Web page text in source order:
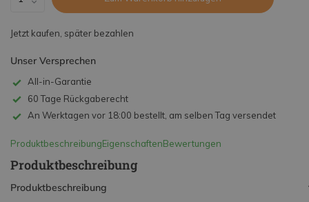
Jetzt kaufen, später bezahlen
Unser Versprechen
All-in-Garantie
60 Tage Rückgaberecht
An Werktagen vor 18:00 bestellt, am selben Tag versendet
ProduktbeschreibungEigenschaftenBewertungen
Produktbeschreibung
Produktbeschreibung